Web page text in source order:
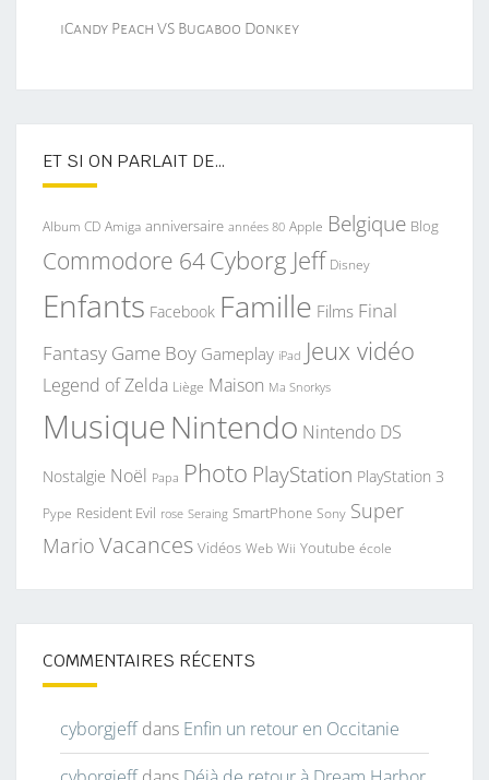
iCandy Peach VS Bugaboo Donkey
ET SI ON PARLAIT DE…
Album CD Amiga anniversaire années 80 Apple Belgique Blog
Commodore 64Cyborg Jeff Disney
Enfants Facebook Famille Films Final
Fantasy Game Boy Gameplay iPad Jeux vidéo
Legend of Zelda Liège Maison Ma Snorkys
MusiqueNintendo Nintendo DS
Nostalgie Noël Papa Photo PlayStation PlayStation 3
Pype Resident Evil rose Seraing SmartPhone Sony Super
Mario Vacances Vidéos Web Wii Youtube école
COMMENTAIRES RÉCENTS
cyborgjeffdans Enfin un retour en Occitanie